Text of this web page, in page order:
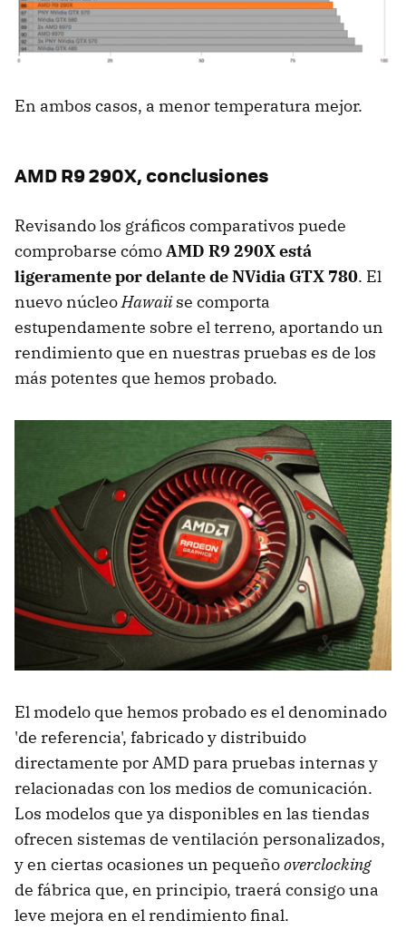
En ambos casos, a menor temperatura mejor.
AMD R9 290X, conclusiones
Revisando los gráficos comparativos puede
comprobarse cómoAMD R9 290X está
ligeramente por delante de NVidia GTX 780. El
nuevo núcleoHawaiise comporta
estupendamente sobre el terreno, aportando un
rendimiento que en nuestras pruebas es de los
más potentes que hemos probado.
El modelo que hemos probado es el denominado
'de referencia', fabricado y distribuido
directamente por AMD para pruebas internas y
relacionadas con los medios de comunicación.
Los modelos que ya disponibles en las tiendas
ofrecen sistemas de ventilación personalizados,
y en ciertas ocasiones un pequeñooverclocking
de fábrica que, en principio, traerá consigo una
leve mejora en el rendimiento final.